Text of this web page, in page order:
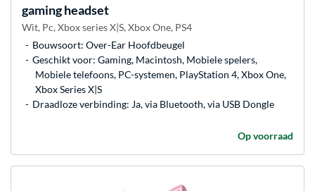
gaming headset
Wit, Pc, Xbox series X|S, Xbox One, PS4
Bouwsoort: Over-Ear Hoofdbeugel
Geschikt voor: Gaming, Macintosh, Mobiele spelers,
Mobiele telefoons, PC-systemen, PlayStation 4, Xbox One,
Xbox Series X|S
Draadloze verbinding: Ja, via Bluetooth, via USB Dongle
Op voorraad